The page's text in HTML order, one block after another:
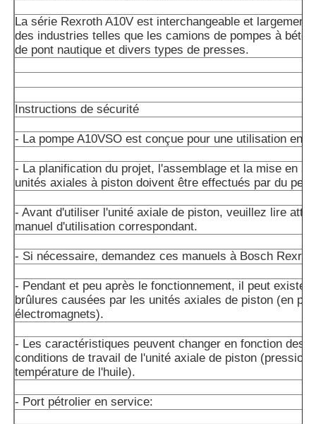
La série Rexroth A10V est interchangeable et largement
des industries telles que les camions de pompes à
de pont nautique et divers types de presses.
Instructions de sécurité
- La pompe A10VSO est conçue pour une utilisation en
- La planification du projet, l'assemblage et la mise en
unités axiales à piston doivent être effectués par du
- Avant d'utiliser l'unité axiale de piston, veuillez lire
manuel d'utilisation correspondant.
- Si nécessaire, demandez ces manuels à Bosch
- Pendant et peu après le fonctionnement, il peut exister
brûlures causées par les unités axiales de piston (en
électromagnets).
- Les caractéristiques peuvent changer en fonction des
conditions de travail de l'unité axiale de piston (pression
température de l'huile).
- Port pétrolier en service: